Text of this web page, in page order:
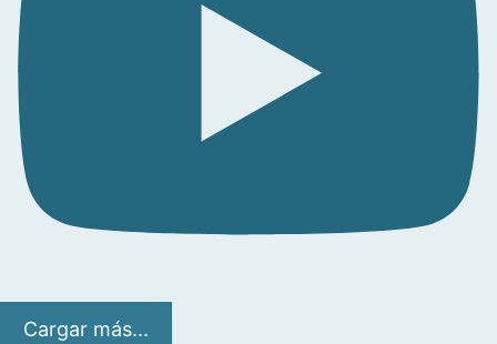
Cargar más...